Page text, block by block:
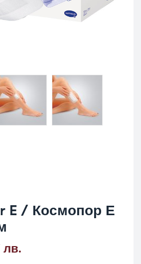
E / Космопор Е
лв.